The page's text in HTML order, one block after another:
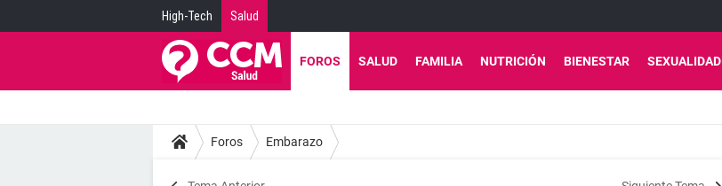
High-Tech Salud
FOROS SALUD FAMILIA NUTRICIÓN BIENESTAR SEXUALIDAD
Foros Embarazo